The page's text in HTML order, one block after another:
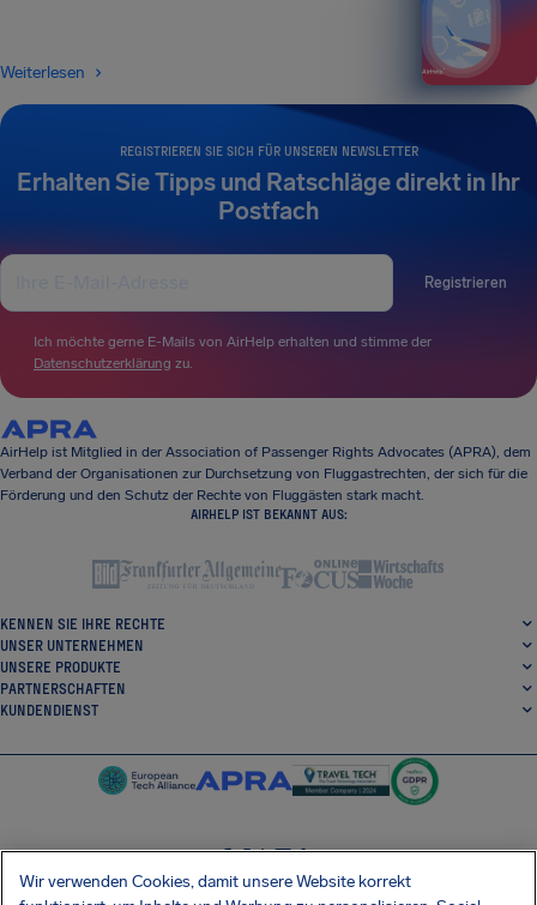
REGISTRIEREN SIE SICH FÜR UNSEREN NEWSLETTER
Erhalten Sie Tipps und Ratschläge direkt in Ihr
Postfach
Registrieren
Ich möchte gerne E-Mails von AirHelp erhalten und stimme der
Datenschutzerklärung zu.
Weiterlesen
AirHelp ist Mitglied in der Association of Passenger Rights Advocates (APRA), dem
Verband der Organisationen zur Durchsetzung von Fluggastrechten, der sich für die
Förderung und den Schutz der Rechte von Fluggästen stark macht.
AIRHELP IST BEKANNT AUS:
KENNEN SIE IHRE RECHTE
UNSER UNTERNEHMEN
UNSERE PRODUKTE
PARTNERSCHAFTEN
KUNDENDIENST
SocialFacebook
SocialTwitter
SocialInstagram
SocialLinkedin
Wir verwenden Cookies, damit unsere Website korrekt